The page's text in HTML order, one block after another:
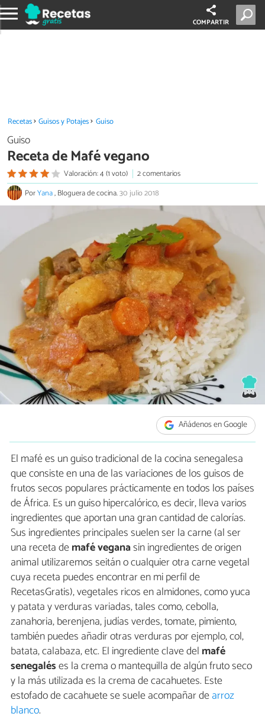
COMPARTIR
Recetas Guisos y Potajes Guiso
Guiso
Receta de Mafé vegano
Valoración: 4 (1 voto)
2 comentarios
PorYana, Bloguera de cocina.30 julio 2018
Añádenos en Google
El mafé es un guiso tradicional de la cocina senegalesa
que consiste en una de las variaciones de los guisos de
frutos secos populares prácticamente en todos los países
de África. Es un guiso hipercalórico, es decir, lleva varios
ingredientes que aportan una gran cantidad de calorías.
Sus ingredientes principales suelen ser la carne (al ser
una receta demafé veganasin ingredientes de origen
animal utilizaremos seitán o cualquier otra carne vegetal
cuya receta puedes encontrar en mi perfil de
RecetasGratis), vegetales ricos en almidones, como yuca
y patata y verduras variadas, tales como, cebolla,
zanahoria, berenjena, judías verdes, tomate, pimiento,
también puedes añadir otras verduras por ejemplo, col,
batata, calabaza, etc. El ingrediente clave del mafé
senegaléses la crema o mantequilla de algún fruto seco
y la más utilizada es la crema de cacahuetes. Este
estofado de cacahuete se suele acompañar dearroz
blanco.